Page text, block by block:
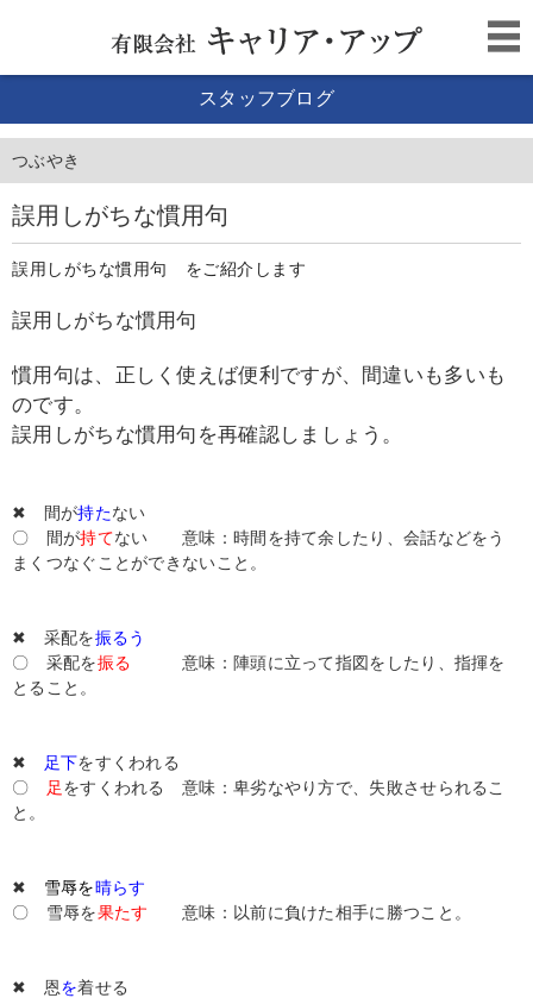
スタッフブログ
つぶやき
誤用しがちな慣用句
誤用しがちな慣用句 をご紹介します
誤用しがちな慣用句
慣用句は、正しく使えば便利ですが、間違いも多いも
のです。
誤用しがちな慣用句を再確認しましょう。
✖ 間が持たない
〇 間が持てない 意味：時間を持て余したり、会話などをう
まくつなぐことができないこと。
✖ 采配を振るう
〇 采配を振る 意味：陣頭に立って指図をしたり、指揮を
とること。
✖ 足下をすくわれる
〇
足をすくわれる 意味：卑劣なやり方で、失敗させられるこ
と。
✖ 雪辱を晴らす
〇 雪辱を果たす 意味：以前に負けた相手に勝つこと。
✖ 恩を着せる